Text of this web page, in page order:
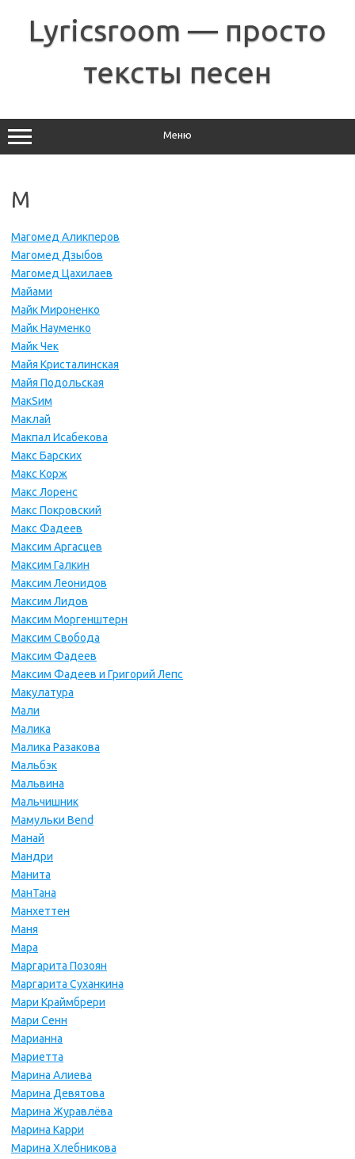
содержимому
Lyricsroom — просто
тексты песен
Меню
М
Магомед Аликперов
Магомед Дзыбов
Магомед Цахилаев
Майами
Майк Мироненко
Майк Науменко
Майк Чек
Майя Кристалинская
Майя Подольская
МакSим
Маклай
Макпал Исабекова
Макс Барских
Макс Корж
Макс Лоренс
Макс Покровский
Макс Фадеев
Максим Аргасцев
Максим Галкин
Максим Леонидов
Максим Лидов
Максим Моргенштерн
Максим Свобода
Максим Фадеев
Максим Фадеев и Григорий Лепс
Макулатура
Мали
Малика
Малика Разакова
Мальбэк
Мальвина
Мальчишник
Мамульки Bend
Манай
Мандри
Манита
МанТана
Манхеттен
Маня
Мара
Маргарита Позоян
Маргарита Суханкина
Мари Краймбрери
Мари Сенн
Марианна
Мариетта
Марина Алиева
Марина Девятова
Марина Журавлёва
Марина Карри
Марина Хлебникова